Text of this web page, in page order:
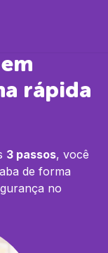
rápida
3 passos, você
de forma
no